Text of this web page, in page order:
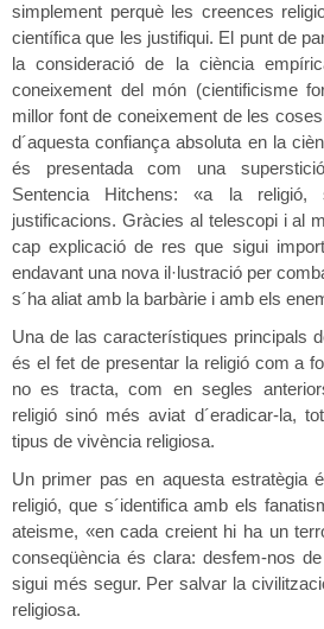
simplement perquè les creences
científica que les justifiqui. El punt de
la consideració de la ciència
coneixement del món (cientificisme
millor font de coneixement de les
d´aquesta confiança absoluta en la
és presentada com una
Sentencia Hitchens: «a la
justificacions. Gràcies al telescopi i al
cap explicació de res que sigui
endavant una nova il·lustració per
s´ha aliat amb la barbàrie i amb els
Una de las característiques principals
és el fet de presentar la religió com a
no es tracta, com en segles
religió sinó més aviat d´eradicar-la,
tipus de vivència religiosa.
Un primer pas en aquesta estratègia
religió, que s´identifica amb els
ateisme, «en cada creient hi ha un
conseqüència és clara: desfem-nos
sigui més segur. Per salvar la
religiosa.